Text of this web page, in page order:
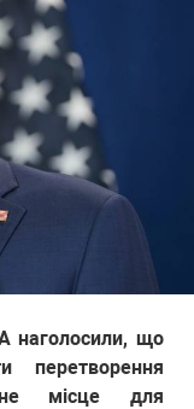
наголосили, що
перетворення
місце для